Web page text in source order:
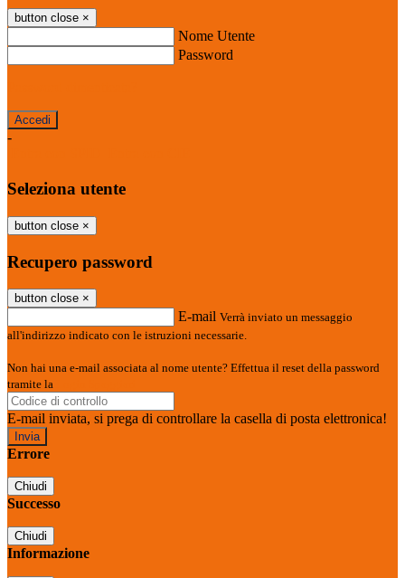
button close ×
Nome Utente
Password
-
Seleziona utente
button close ×
Recupero password
button close ×
E-mail Verrà inviato un messaggio
all'indirizzo indicato con le istruzioni necessarie.
Non hai una e-mail associata al nome utente? Effettua il reset della password
tramite la
E-mail inviata, si prega di controllare la casella di posta elettronica!
Errore
Chiudi
Successo
Chiudi
Informazione